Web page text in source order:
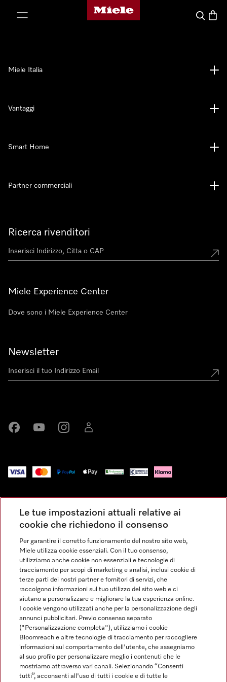
Homepage di Miele
Cerca
Ricerca rivenditori
Miele Experience Center
Dove sono i Miele Experience Center
Newsletter
Miele Italia
Vantaggi
Smart Home
Partner commerciali
Condizioni Generali di Vendita
Privacy
Condizioni di Utilizzo
Dichiarazione di Accessibilità
Modulo di recesso
Legge sui servizi digitali
Impostazioni dei cookie
FINANZIAMENTO FINO A 50 MESI CON OPZIONE 10 E TASSO
ZERO
Le tue impostazioni attuali relative ai
cookie che richiedono il consenso
Per garantire il corretto funzionamento del nostro sito web,
Miele utilizza cookie essenziali. Con il tuo consenso,
utilizziamo anche cookie non essenziali e tecnologie di
tracciamento per scopi di marketing e analisi, inclusi cookie di
terze parti dei nostri partner e fornitori di servizi, che
raccolgono informazioni sul tuo utilizzo del sito web e ci
aiutano a personalizzare e migliorare la tua esperienza online.
I cookie vengono utilizzati anche per la personalizzazione degli
annunci pubblicitari. Previo consenso separato
("Personalizzazione completa"), utilizziamo i cookie
Bloomreach e altre tecnologie di tracciamento per raccogliere
informazioni sul comportamento dell'utente, che assegniamo
al suo profilo per personalizzare meglio i contenuti che le
mostriamo attraverso vari canali. Selezionando “Consenti
tutti”, acconsenti all'uso di tutti i cookie e di tutte le